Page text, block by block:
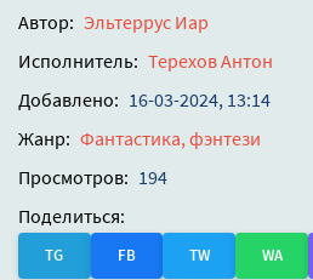
Автор: Эльтеррус Иар
Исполнитель: Терехов Антон
Добавлено: 16-03-2024, 13:14
Жанр: Фантастика, фэнтези
Просмотров: 194
Поделиться:
TG FB TW WA